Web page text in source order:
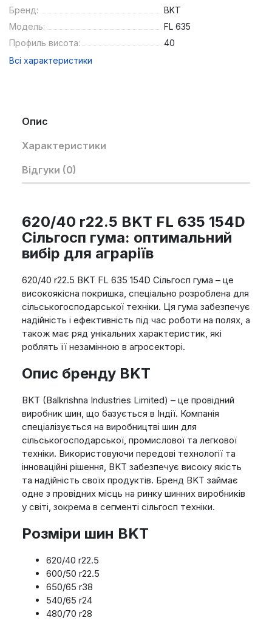
Бренд:
BKT
Модель:
FL 635
Профиль висота:
40
Всі характеристики
Опис
Характеристики
Відгуки (0)
620/40 r22.5 BKT FL 635 154D
Сільгосп гума: оптимальний
вибір для аграріїв
620/40 r22.5 BKT FL 635 154D Сільгосп гума – це
високоякісна покришка, спеціально розроблена для
сільськогосподарської техніки. Ця гума забезпечує
надійність і ефективність під час роботи на полях, а
також має ряд унікальних характеристик, які
роблять її незамінною в агросекторі.
Опис бренду BKT
BKT (Balkrishna Industries Limited) – це провідний
виробник шин, що базується в Індії. Компанія
спеціалізується на виробництві шин для
сільськогосподарської, промислової та легкової
техніки. Використовуючи передові технології та
інноваційні рішення, BKT забезпечує високу якість
та надійність своїх продуктів. Бренд BKT займає
одне з провідних місць на ринку шинних виробників
у світі, зокрема в сегменті сільгосп техніки.
Розміри шин BKT
620/40 r22.5
600/50 r22.5
650/65 r38
540/65 r24
480/70 r28